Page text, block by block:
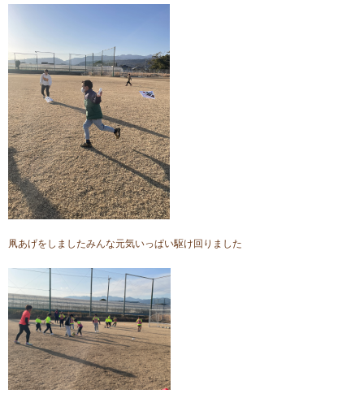
凧あげをしましたみんな元気いっぱい駆け回りました